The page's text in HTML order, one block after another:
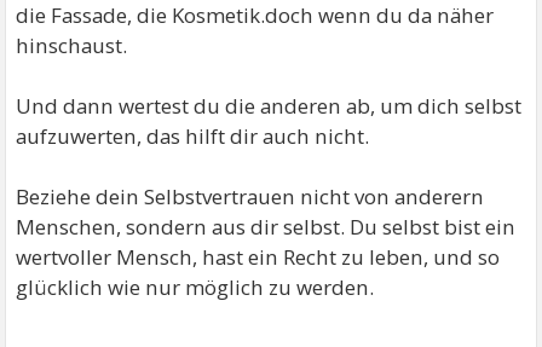
die Fassade, die Kosmetik.doch wenn du da näher
hinschaust.
Und dann wertest du die anderen ab, um dich selbst
aufzuwerten, das hilft dir auch nicht.
Beziehe dein Selbstvertrauen nicht von anderern
Menschen, sondern aus dir selbst. Du selbst bist ein
wertvoller Mensch, hast ein Recht zu leben, und so
glücklich wie nur möglich zu werden.